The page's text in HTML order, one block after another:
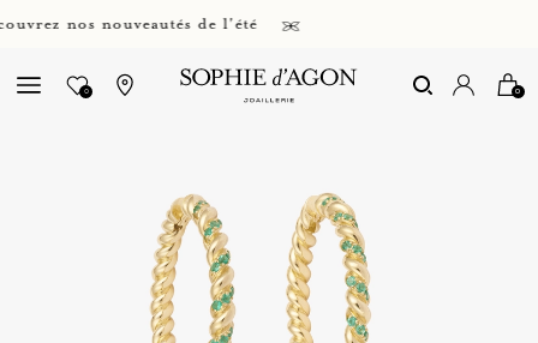
nos nouveautés de l'été
0 0